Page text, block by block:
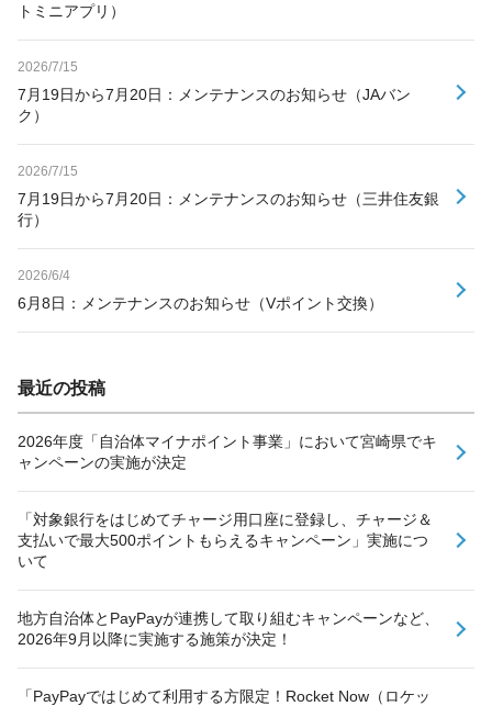
トミニアプリ）
2026/7/15
7月19日から7月20日：メンテナンスのお知らせ（JAバン
ク）
2026/7/15
7月19日から7月20日：メンテナンスのお知らせ（三井住友銀
行）
2026/6/4
6月8日：メンテナンスのお知らせ（Vポイント交換）
最近の投稿
2026年度「自治体マイナポイント事業」において宮崎県でキ
ャンペーンの実施が決定
「対象銀行をはじめてチャージ用口座に登録し、チャージ＆
支払いで最大500ポイントもらえるキャンペーン」実施につ
いて
地方自治体とPayPayが連携して取り組むキャンペーンなど、
2026年9月以降に実施する施策が決定！
「PayPayではじめて利用する方限定！Rocket Now（ロケッ